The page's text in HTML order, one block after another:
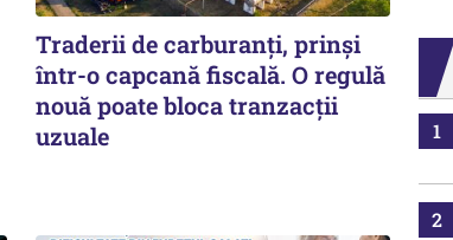
Traderii de carburanți, prinși
într-o capcană fiscală. O regulă
nouă poate bloca tranzacții
uzuale